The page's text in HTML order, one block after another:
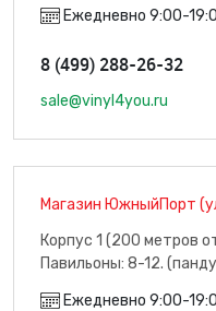
Ежедневно 9:00-
8 (499) 288-26-32
sale@vinyl4you.ru
Магазин ЮжныйПорт
Корпус 1 (200 метров
Павильоны: 8-12.
Ежедневно 9:00-